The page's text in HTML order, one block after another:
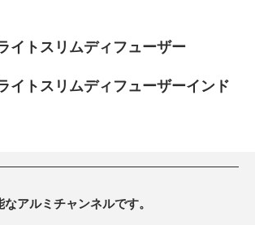
イトスリムディフューザー
イトスリムディフューザーインド
アルミチャンネルです。